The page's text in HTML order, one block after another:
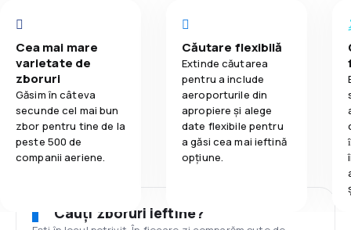
Cea mai mare
varietate de
zboruri
Găsim în câteva
secunde cel mai bun
zbor pentru tine de la
peste 500 de
companii aeriene.
Căutare flexibilă
Extinde căutarea
pentru a include
aeroporturile din
apropiere și alege
date flexibile pentru
a găsi cea mai ieftină
opțiune.
Cauți zboruri ieftine?